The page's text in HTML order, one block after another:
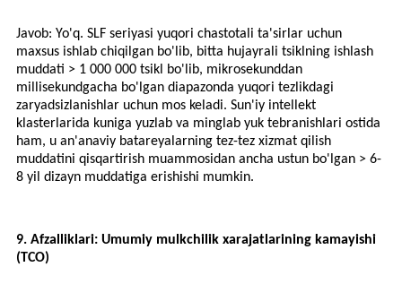
Javob: Yo'q. SLF seriyasi yuqori chastotali ta'sirlar uchun
maxsus ishlab chiqilgan bo'lib, bitta hujayrali tsiklning ishlash
muddati > 1 000 000 tsikl bo'lib, mikrosekunddan
millisekundgacha bo'lgan diapazonda yuqori tezlikdagi
zaryadsizlanishlar uchun mos keladi. Sun'iy intellekt
klasterlarida kuniga yuzlab va minglab yuk tebranishlari ostida
ham, u an'anaviy batareyalarning tez-tez xizmat qilish
muddatini qisqartirish muammosidan ancha ustun bo'lgan > 6-
8 yil dizayn muddatiga erishishi mumkin.
9. Afzalliklari: Umumiy mulkchilik xarajatlarining kamayishi
(TCO)